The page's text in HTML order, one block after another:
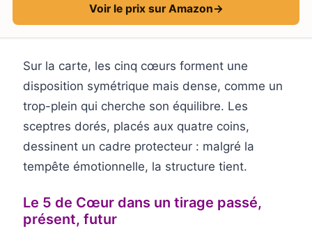
Voir le prix sur Amazon→
Sur la carte, les cinq cœurs forment une
disposition symétrique mais dense, comme un
trop-plein qui cherche son équilibre. Les
sceptres dorés, placés aux quatre coins,
dessinent un cadre protecteur : malgré la
tempête émotionnelle, la structure tient.
Le 5 de Cœur dans un tirage passé,
présent, futur